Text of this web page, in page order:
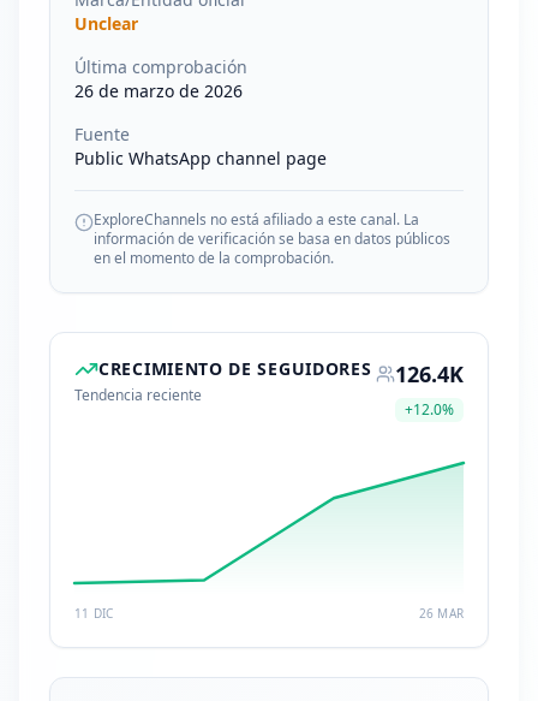
Unclear
Última comprobación
26 de marzo de 2026
Fuente
Public WhatsApp channel page
ExploreChannels no está afiliado a este canal. La
información de verificación se basa en datos públicos
en el momento de la comprobación.
CRECIMIENTO DE SEGUIDORES
Tendencia reciente
126.4K
+12.0%
11 DIC 26 MAR